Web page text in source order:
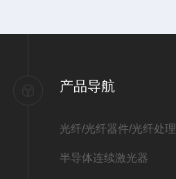
产品导航
光纤/光纤器件/光纤处理
半导体连续激光器